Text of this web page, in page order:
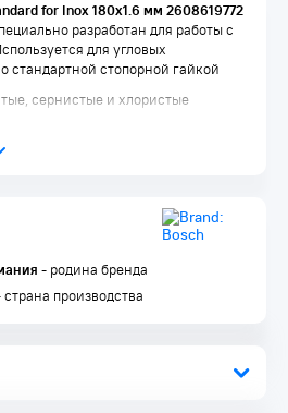
for Inox 180x1.6 мм 2608619772
разработан для работы с
для угловых
стопорной гайкой
сернистые и хлористые
- родина бренда
страна производства